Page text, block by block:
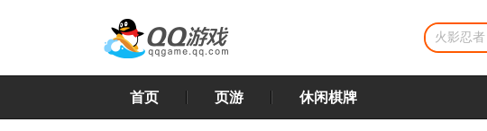
首页 页游 休闲棋牌